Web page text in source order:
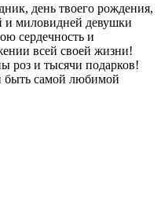
день твоего рождения,
и миловидней девушки
сердечность и
всей своей жизни!
роз и тысячи подарков!
быть самой любимой